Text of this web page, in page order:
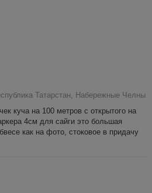
Татарстан, Набережные Челны
куча на 100 метров с открытого на
4см для сайги это большая
как на фото, стоковое в придачу